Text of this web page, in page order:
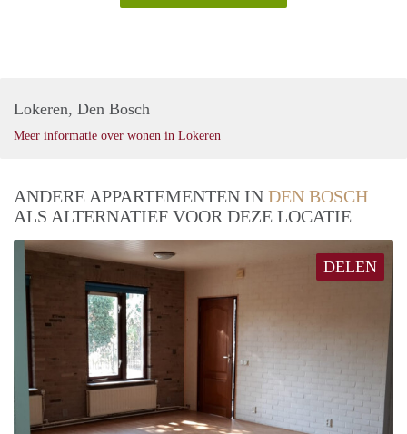
Lokeren, Den Bosch
Meer informatie over wonen in Lokeren
ANDERE APPARTEMENTEN IN DEN BOSCH
ALS ALTERNATIEF VOOR DEZE LOCATIE
DELEN